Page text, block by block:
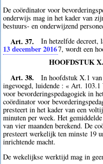
De coördinator voor
onderwijs mag in het kader van
bestuurs- en onderwijzend
Art. 37. In hetzelfde
13 december 20167, wordt een
HOOFDSTUK
Art. 38.
In hoofdstuk X.1 van
ingevoegd, luidende : « Art.
voor bevorderingspedagogiek in
coördinator voor
presteert in het kader van een
minuten per week. Het
van vier maanden berekend. De
presteert werkelijk ten minste 19
inrichtende macht.
De wekelijkse werktijd mag in